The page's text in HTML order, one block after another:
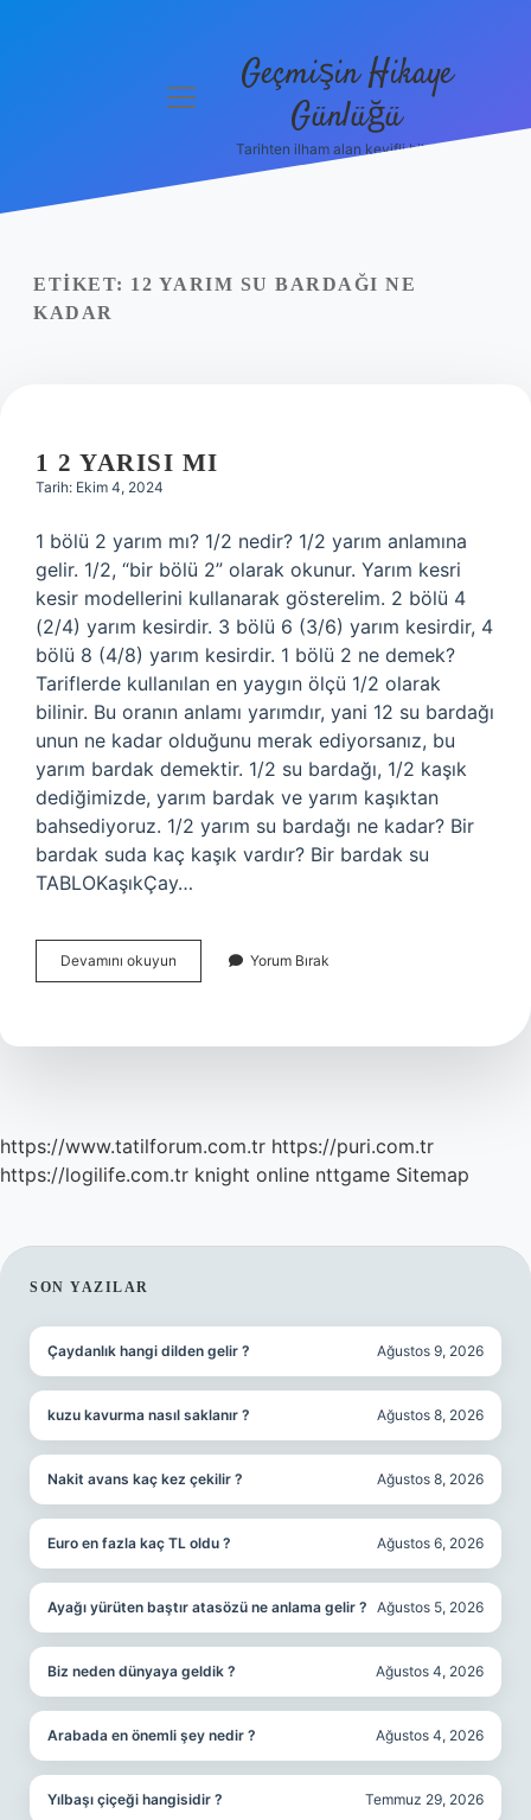
Yasal Uyarı
menüyü
Geçmişin Hikaye
Günlüğü
Tarihten ilham alan keyifli bilgiler!
ETIKET: 12 YARIM SU BARDAĞI NE
KADAR
1 2 YARISI MI
Tarih: Ekim 4, 2024
1 bölü 2 yarım mı? 1/2 nedir? 1/2 yarım anlamına
gelir. 1/2, “bir bölü 2” olarak okunur. Yarım kesri
kesir modellerini kullanarak gösterelim. 2 bölü 4
(2/4) yarım kesirdir. 3 bölü 6 (3/6) yarım kesirdir, 4
bölü 8 (4/8) yarım kesirdir. 1 bölü 2 ne demek?
Tariflerde kullanılan en yaygın ölçü 1/2 olarak
bilinir. Bu oranın anlamı yarımdır, yani 12 su bardağı
unun ne kadar olduğunu merak ediyorsanız, bu
yarım bardak demektir. 1/2 su bardağı, 1/2 kaşık
dediğimizde, yarım bardak ve yarım kaşıktan
bahsediyoruz. 1/2 yarım su bardağı ne kadar? Bir
bardak suda kaç kaşık vardır? Bir bardak su
TABLOKaşıkÇay…
Devamını okuyun
2
Yorum Bırak
https://www.tatilforum.com.tr https://puri.com.tr
https://logilife.com.tr knight online nttgame Sitemap
SIDEBAR
SON YAZILAR
Çaydanlık hangi dilden gelir ? Ağustos 9, 2026
kuzu kavurma nasıl saklanır ? Ağustos 8, 2026
Nakit avans kaç kez çekilir ? Ağustos 8, 2026
Euro en fazla kaç TL oldu ? Ağustos 6, 2026
Ayağı yürüten baştır atasözü ne anlama gelir ? Ağustos 5, 2026
Biz neden dünyaya geldik ? Ağustos 4, 2026
Arabada en önemli şey nedir ? Ağustos 4, 2026
Yılbaşı çiçeği hangisidir ? Temmuz 29, 2026